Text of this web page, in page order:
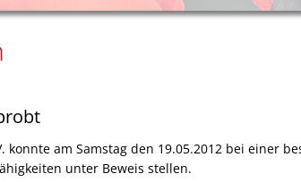
am Samstag den 19.05.2012 bei einer
unter Beweis stellen.